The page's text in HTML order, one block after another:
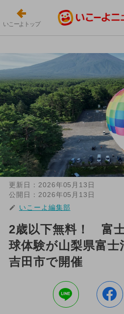
いこーよトップ
更新日： 2026年05月13日
公開日： 2026年05月13日
いこーよ編集部
2歳以下無料！ 富
球体験が山梨県富士
吉田市で開催